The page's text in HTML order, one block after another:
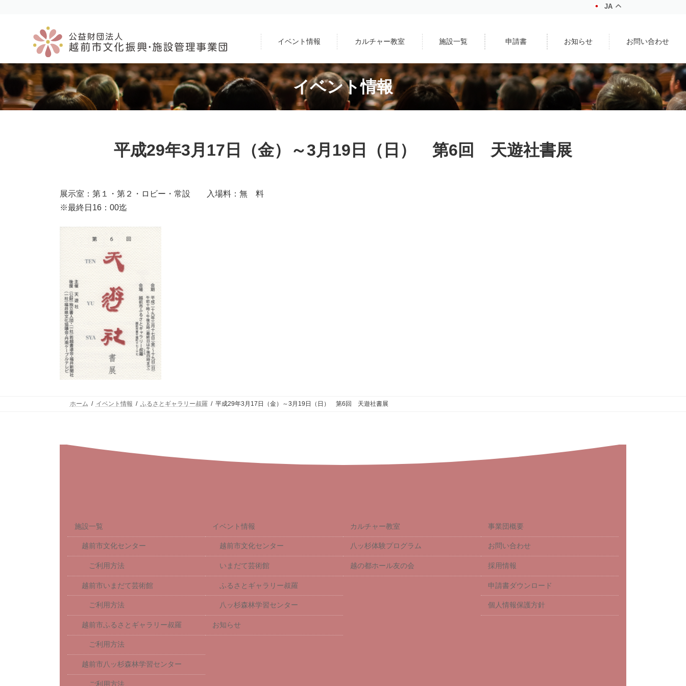
ス
キ
ッ
プ
ン
に
移
動
JA
イベント情報 カルチャー教室 施設一覧 申請書 お知らせ お問い合わせ
イベント情報
平成29年3月17日（金）～3月19日（日） 第6回 天遊社書展
展示室：第１・第２・ロビー・常設 入場料：無 料
※最終日16：00迄
ホーム イベント情報 ふるさとギャラリー叔羅 平成29年3月17日（金）～3月19日（日） 第6回 天遊社書展
施設一覧
越前市文化センター
ご利用方法
越前市いまだて芸術館
ご利用方法
越前市ふるさとギャラリー叔羅
ご利用方法
越前市八ッ杉森林学習センター
ご利用方法
イベント情報
越前市文化センター
いまだて芸術館
ふるさとギャラリー叔羅
八ッ杉森林学習センター
お知らせ
カルチャー教室
八ッ杉体験プログラム
越の都ホール友の会
事業団概要
お問い合わせ
採用情報
申請書ダウンロード
個人情報保護方針